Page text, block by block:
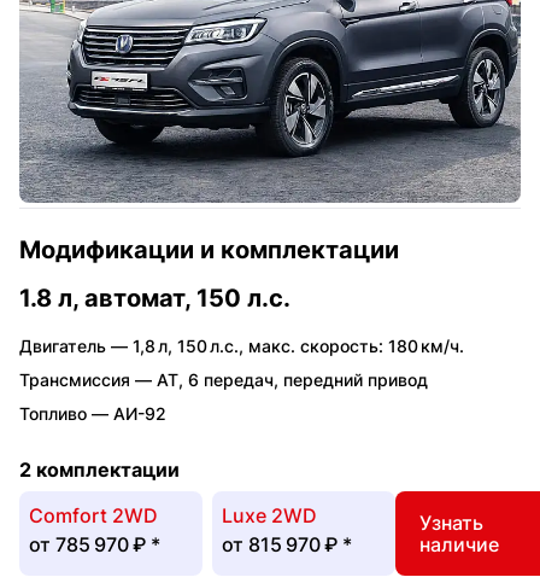
Модификации и комплектации
1.8 л, автомат, 150 л.с.
Двигатель — 1,8 л, 150 л.с., макс. скорость: 180 км/ч.
Трансмиссия — AT, 6 передач, передний привод
Топливо — АИ-92
2 комплектации
Comfort 2WD
от 785 970 ₽ *
Luxe 2WD
от 815 970 ₽ *
Узнать
наличие